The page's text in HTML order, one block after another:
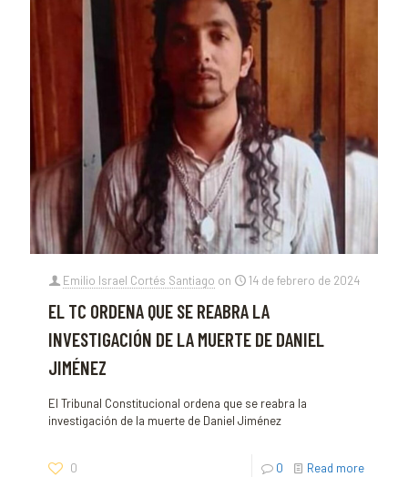
Emilio Israel Cortés Santiago on 14 de febrero de 2024
EL TC ORDENA QUE SE REABRA LA
INVESTIGACIÓN DE LA MUERTE DE DANIEL
JIMÉNEZ
El Tribunal Constitucional ordena que se reabra la
investigación de la muerte de Daniel Jiménez
0 0 Read more